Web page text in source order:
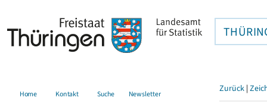
Home Kontakt Suche Newsletter Zurück |